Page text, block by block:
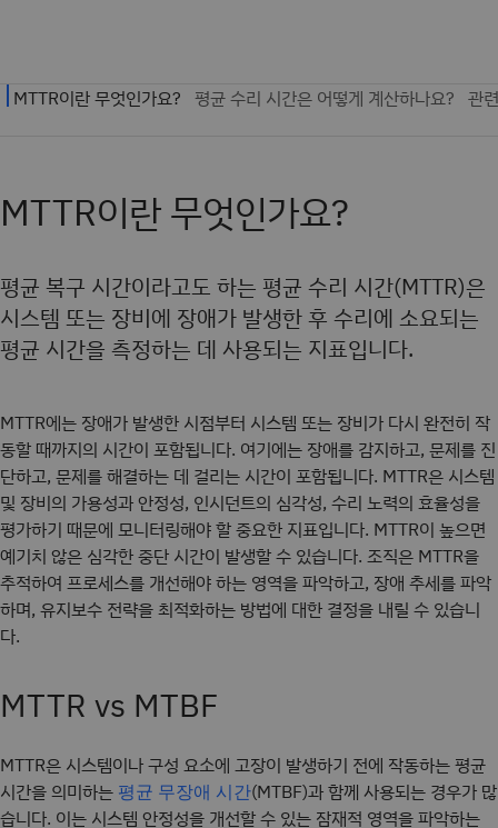
MTTR이란 무엇인가요?
평균 복구 시간이라고도 하는 평균 수리 시간(MTTR)은
시스템 또는 장비에 장애가 발생한 후 수리에 소요되는
평균 시간을 측정하는 데 사용되는 지표입니다.
MTTR에는 장애가 발생한 시점부터 시스템 또는 장비가 다시 완전히 작
동할 때까지의 시간이 포함됩니다. 여기에는 장애를 감지하고, 문제를 진
단하고, 문제를 해결하는 데 걸리는 시간이 포함됩니다. MTTR은 시스템
및 장비의 가용성과 안정성, 인시던트의 심각성, 수리 노력의 효율성을
평가하기 때문에 모니터링해야 할 중요한 지표입니다. MTTR이 높으면
예기치 않은 심각한 중단 시간이 발생할 수 있습니다. 조직은 MTTR을
추적하여 프로세스를 개선해야 하는 영역을 파악하고, 장애 추세를 파악
하며, 유지보수 전략을 최적화하는 방법에 대한 결정을 내릴 수 있습니
다.
MTTR vs MTBF
MTTR은 시스템이나 구성 요소에 고장이 발생하기 전에 작동하는 평균
시간을 의미하는 평균 무장애 시간(MTBF)과 함께 사용되는 경우가 많
습니다. 이는 시스템 안정성을 개선할 수 있는 잠재적 영역을 파악하는